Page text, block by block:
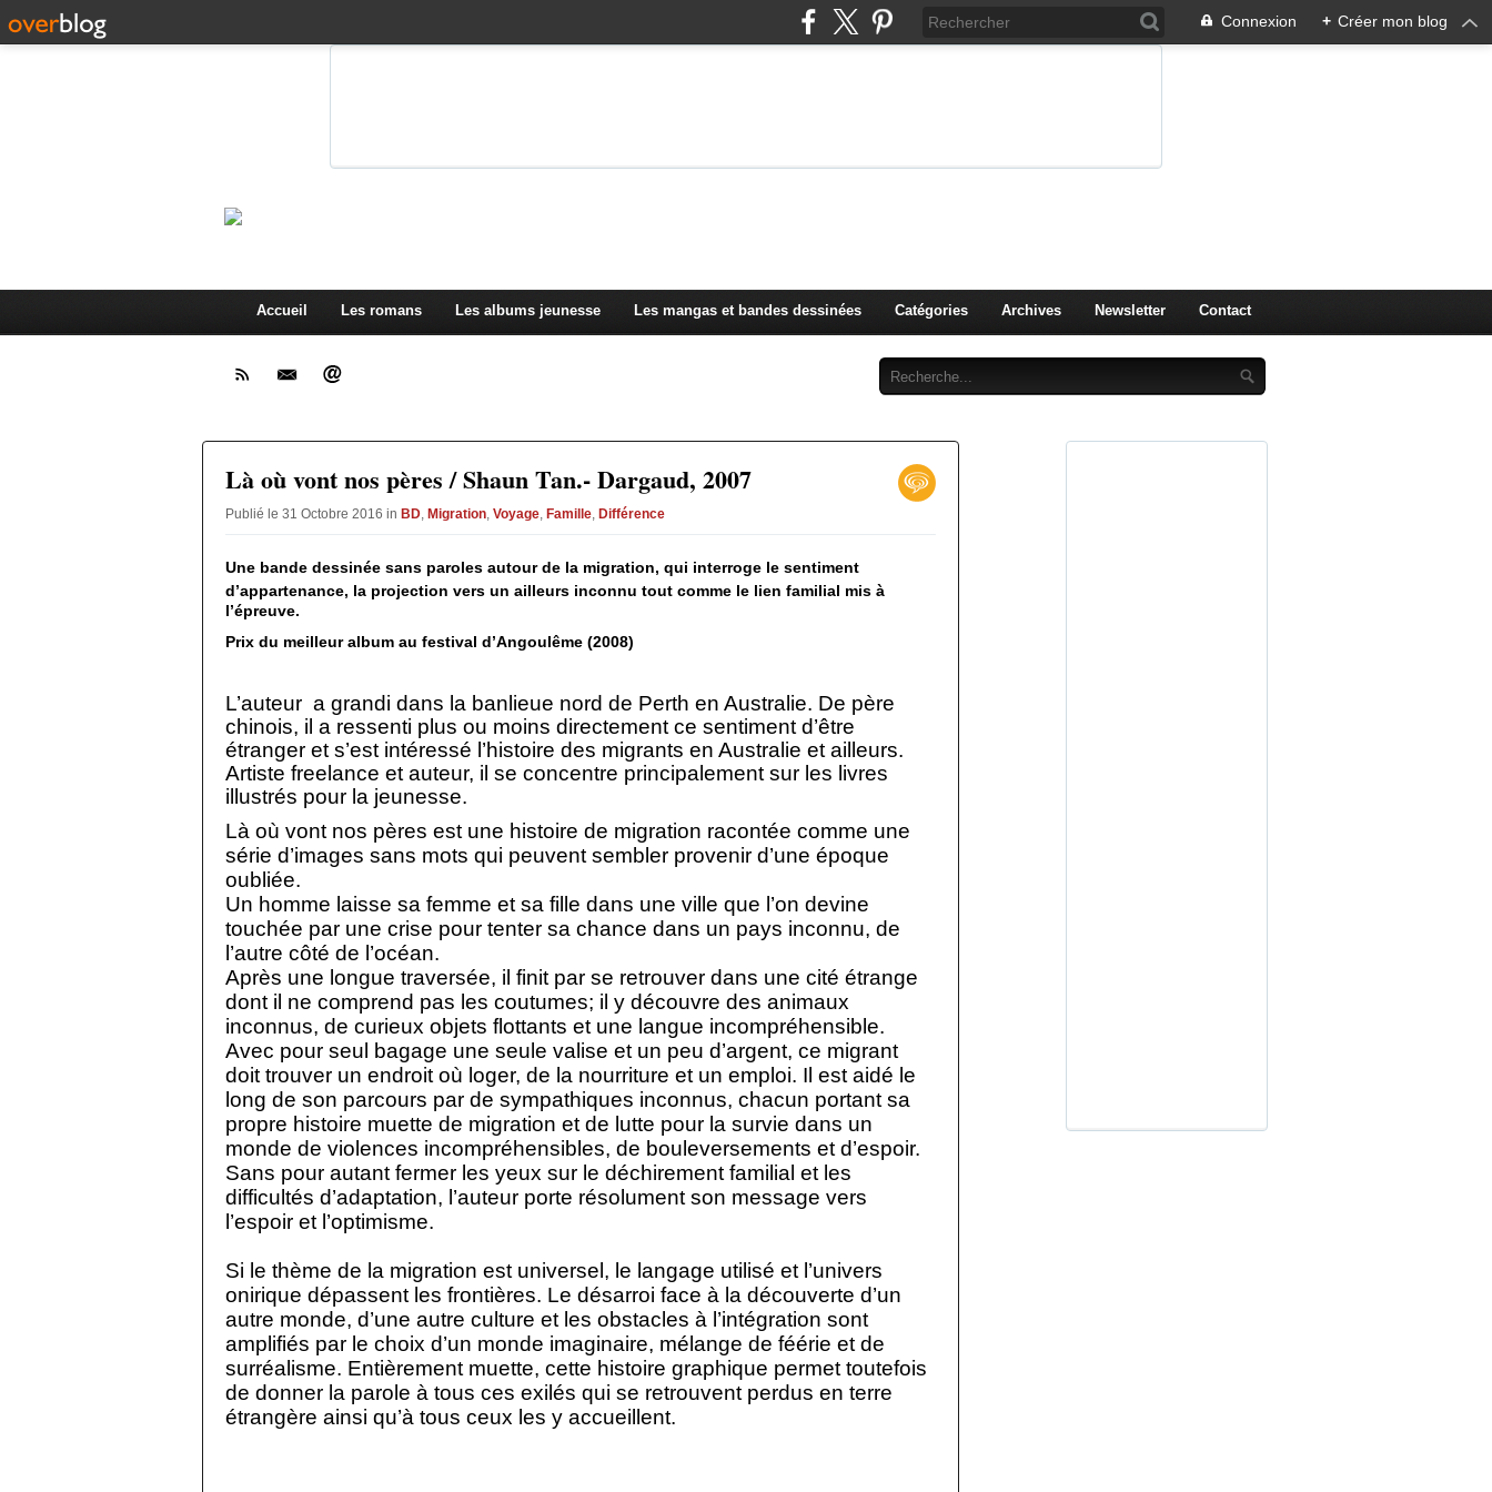
Connexion + Créer mon blog
Accueil Les romans Les albums jeunesse Les mangas et bandes dessinées Catégories Archives Newsletter Contact
Là où vont nos pères / Shaun Tan.- Dargaud, 2007
Publié le 31 Octobre 2016 in BD, Migration, Voyage, Famille, Différence
Une bande dessinée sans paroles autour de la migration, qui interroge le sentiment
d’appartenance, la projection vers un ailleurs inconnu tout comme le lien familial mis à
l’épreuve.
Prix du meilleur album au festival d’Angoulême (2008)
L’auteur a grandi dans la banlieue nord de Perth en Australie. De père
chinois, il a ressenti plus ou moins directement ce sentiment d’être
étranger et s’est intéressé l’histoire des migrants en Australie et ailleurs.
Artiste freelance et auteur, il se concentre principalement sur les livres
illustrés pour la jeunesse.
Là où vont nos pères est une histoire de migration racontée comme une
série d’images sans mots qui peuvent sembler provenir d’une époque
oubliée.
Un homme laisse sa femme et sa fille dans une ville que l’on devine
touchée par une crise pour tenter sa chance dans un pays inconnu, de
l’autre côté de l’océan.
Après une longue traversée, il finit par se retrouver dans une cité étrange
dont il ne comprend pas les coutumes; il y découvre des animaux
inconnus, de curieux objets flottants et une langue incompréhensible.
Avec pour seul bagage une seule valise et un peu d’argent, ce migrant
doit trouver un endroit où loger, de la nourriture et un emploi. Il est aidé le
long de son parcours par de sympathiques inconnus, chacun portant sa
propre histoire muette de migration et de lutte pour la survie dans un
monde de violences incompréhensibles, de bouleversements et d’espoir.
Sans pour autant fermer les yeux sur le déchirement familial et les
difficultés d’adaptation, l’auteur porte résolument son message vers
l’espoir et l’optimisme.
Si le thème de la migration est universel, le langage utilisé et l’univers
onirique dépassent les frontières. Le désarroi face à la découverte d’un
autre monde, d’une autre culture et les obstacles à l’intégration sont
amplifiés par le choix d’un monde imaginaire, mélange de féérie et de
surréalisme. Entièrement muette, cette histoire graphique permet toutefois
de donner la parole à tous ces exilés qui se retrouvent perdus en terre
étrangère ainsi qu’à tous ceux les y accueillent.